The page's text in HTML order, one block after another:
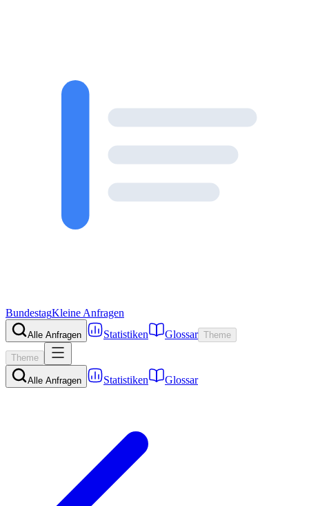
BundestagKleine Anfragen
Alle Anfragen Statistiken Glossar Theme
Theme
Alle Anfragen Statistiken Glossar